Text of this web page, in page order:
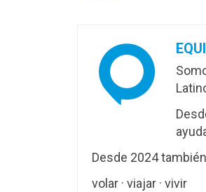
Desde 2024
volar · viajar · vivir